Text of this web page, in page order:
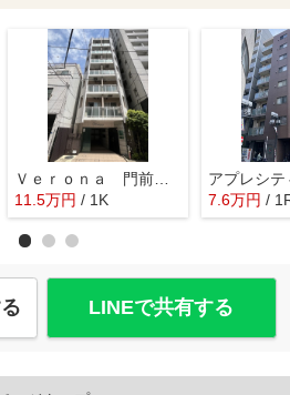
Ｖｅｒｏｎａ 門前仲町 Ｌｕｓｓｏ
11.5万円 / 1K
アプレシテ
7.6万円 /
LINEで共有する